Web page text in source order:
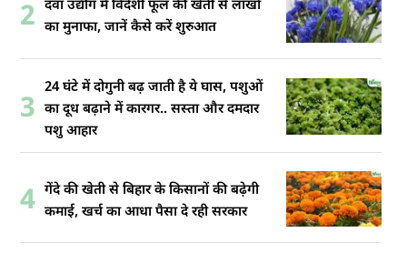
2 दवा उद्योग में विदेशी फूल की खेती से लाखों
का मुनाफा, जानें कैसे करें शुरुआत
3
24 घंटे में दोगुनी बढ़ जाती है ये घास, पशुओं
का दूध बढ़ाने में कारगर.. सस्ता और दमदार
पशु आहार
4 गेंदे की खेती से बिहार के किसानों की बढ़ेगी
कमाई, खर्च का आधा पैसा दे रही सरकार